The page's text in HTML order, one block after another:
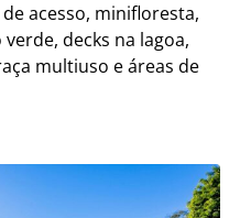
acesso, minifloresta,
decks na lagoa,
multiuso e áreas de